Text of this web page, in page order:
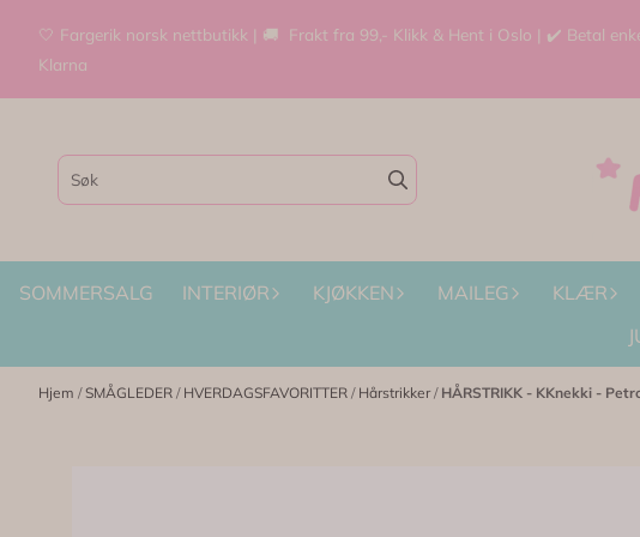
Hopp til innhold
🤍 Fargerik norsk nettbutikk | 🚚 Frakt fra 99,- Klikk & Hent i Oslo | ✔️ Betal
Klarna
SOMMERSALG INTERIØR KJØKKEN MAILEG KLÆR
Hjem /SMÅGLEDER / HVERDAGSFAVORITTER / Hårstrikker/ HÅRSTRIKK - KKnekki -